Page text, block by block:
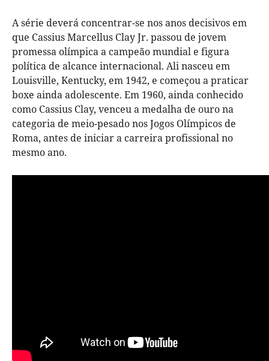
A série deverá concentrar-se nos anos decisivos em
que Cassius Marcellus Clay Jr. passou de jovem
promessa olímpica a campeão mundial e figura
política de alcance internacional. Ali nasceu em
Louisville, Kentucky, em 1942, e começou a praticar
boxe ainda adolescente. Em 1960, ainda conhecido
como Cassius Clay, venceu a medalha de ouro na
categoria de meio-pesado nos Jogos Olímpicos de
Roma, antes de iniciar a carreira profissional no
mesmo ano.